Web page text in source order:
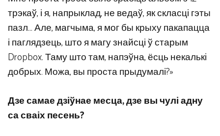
трэкаў, і я, напрыклад, не ведаў, як скласці гэты
пазл… Але, магчыма, я мог бы крыху пакапацца
і паглядзець, што я магу знайсці ў старым
Dropbox. Таму што там, напэўна, ёсць некалькі
добрых. Можа, вы проста прыдумалі?»
Дзе самае дзіўнае месца, дзе вы чулі адну
са сваіх песень?